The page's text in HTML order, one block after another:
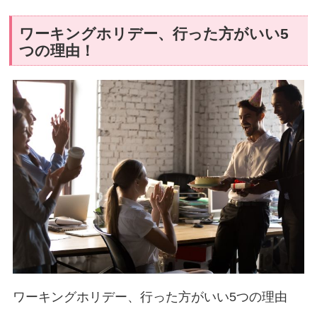
ワーキングホリデー、行った方がいい5
つの理由！
ワーキングホリデー、行った方がいい5つの理由